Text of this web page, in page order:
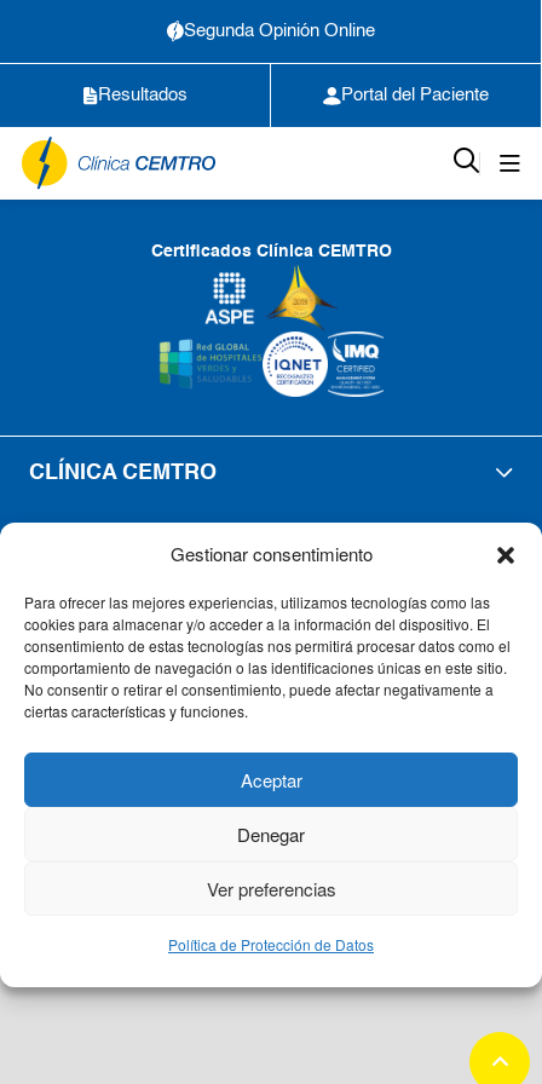
Gestionar consentimiento
Para ofrecer las mejores experiencias, utilizamos tecnologías como las
cookies para almacenar y/o acceder a la información del dispositivo. El
consentimiento de estas tecnologías nos permitirá procesar datos como el
comportamiento de navegación o las identificaciones únicas en este sitio.
No consentir o retirar el consentimiento, puede afectar negativamente a
ciertas características y funciones.
Aceptar
Denegar
Ver preferencias
Política de Protección de Datos
Segunda Opinión Online
Resultados Portal del Paciente
keyboard_arrow_up
Certificados Clínica CEMTRO
CLÍNICA CEMTRO
QUIÉNES SOMOS
PACIENTE CEMTRO
CONTACTO
Protección de datosPolítica de Cookies